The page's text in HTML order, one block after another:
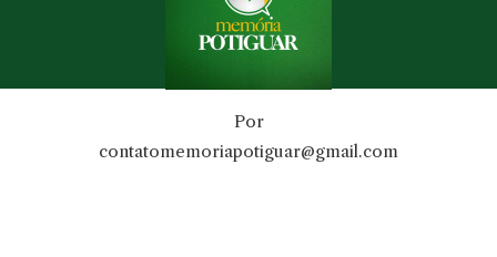
Por
contatomemoriapotiguar@gmail.com